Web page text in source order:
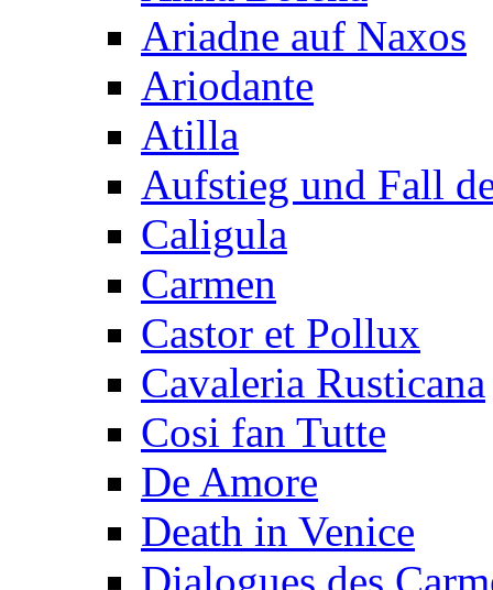
Ariadne auf Naxos
Ariodante
Atilla
Aufstieg und Fall
Caligula
Carmen
Castor et Pollux
Cavaleria Rusticana
Cosi fan Tutte
De Amore
Death in Venice